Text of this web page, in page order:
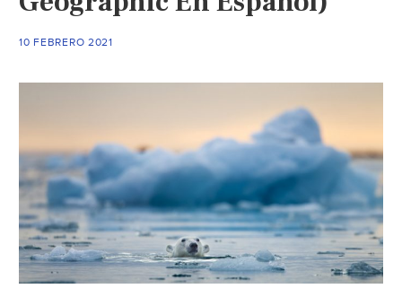
10 FEBRERO 2021